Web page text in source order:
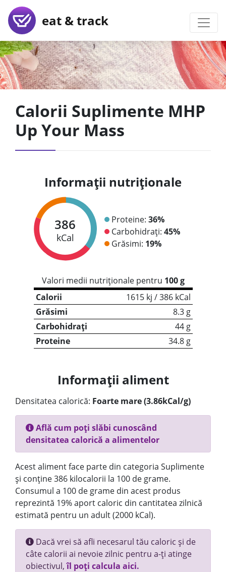
eat & track
Calorii Suplimente MHP
Up Your Mass
Informații nutriționale
386
kCal
Proteine: 36%
Carbohidrați: 45%
Grăsimi: 19%
Valori medii nutriționale pentru 100 g
Calorii
1615 kj / 386 kCal
Grăsimi
8.3 g
Carbohidrați
44 g
Proteine
34.8 g
Informații aliment
Densitatea calorică: Foarte mare (3.86kCal/g)
Află cum poți slăbi cunoscând
densitatea calorică a alimentelor
Acest aliment face parte din categoria Suplimente
și conține 386 kilocalorii la 100 de grame.
Consumul a 100 de grame din acest produs
reprezintă 19% aport caloric din cantitatea zilnică
estimată pentru un adult (2000 kCal).
Dacă vrei să afli necesarul tău caloric și de
câte calorii ai nevoie zilnic pentru a-ți atinge
obiectivul,îl poți calcula aici.